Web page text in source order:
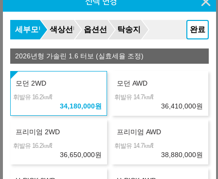
C 금융사
온라인 비교
월 442,200 원
36개월 선수+보증금 10,254,000원
E 금융사
장기렌터카
월 469,920
36개월
T 금융사
장기렌터카(선구매)
491,150 원
36개월
T 금융사
장기렌터카
497,420 원
36개월 10,254,000 원
세부모델 색상선택 옵션선택 탁송지역 완료
2026년형 가솔린 1.6 터보 (실효세율 조정)
모던 2WD
휘발유 16.2㎞/ℓ
34,180,000원
모던 AWD
휘발유 14.7㎞/ℓ
36,410,000원
프리미엄 2WD
휘발유 16.2㎞/ℓ
36,650,000원
프리미엄 AWD
휘발유 14.7㎞/ℓ
38,880,000원